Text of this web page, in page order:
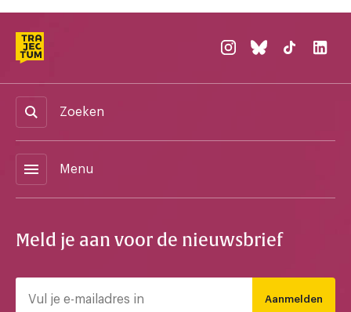
Zoeken
menu Menu
Meld je aan voor de nieuwsbrief
Aanmelden